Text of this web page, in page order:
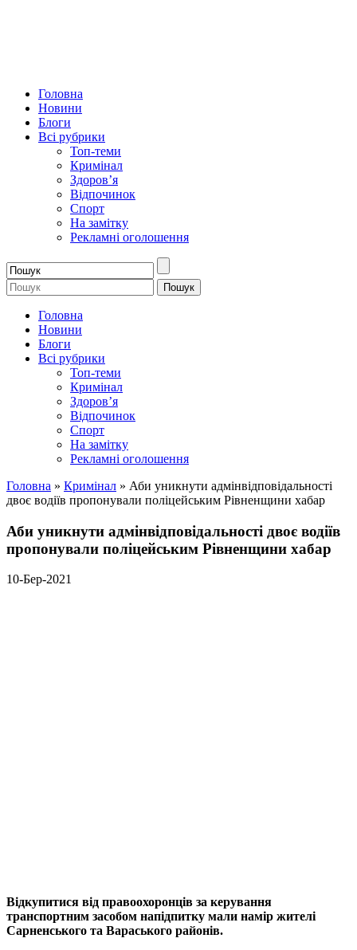
Головна
Новини
Блоги
Всі рубрики
Топ-теми
Кримінал
Здоров’я
Відпочинок
Спорт
На замітку
Рекламні оголошення
Головна
Новини
Блоги
Всі рубрики
Топ-теми
Кримінал
Здоров’я
Відпочинок
Спорт
На замітку
Рекламні оголошення
Головна » Кримінал » Аби уникнути адмінвідповідальності
двоє водіїв пропонували поліцейським Рівненщини хабар
Аби уникнути адмінвідповідальності двоє водіїв
пропонували поліцейським Рівненщини хабар
10-Бер-2021
Відкупитися від правоохоронців за керування
транспортним засобом напідпитку мали намір жителі
Сарненського та Вараського районів.